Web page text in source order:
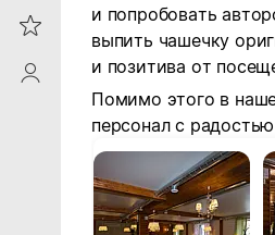
Reviews
ProfileSaby
и попробовать
выпить чашечку
и позитива от
Помимо этого в
персонал с